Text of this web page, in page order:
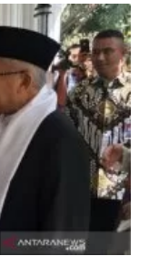
"open house"